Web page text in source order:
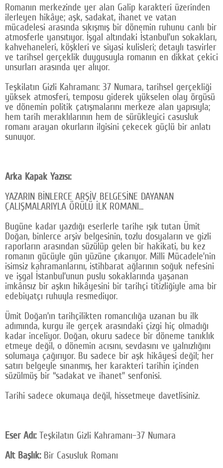
Romanın merkezinde yer alan Galip karakteri üzerinden
ilerleyen hikâye; aşk, sadakat, ihanet ve vatan
mücadelesi arasında sıkışmış bir dönemin ruhunu canlı bir
atmosferle yansıtıyor. İşgal altındaki İstanbul’un sokakları,
kahvehaneleri, köşkleri ve siyasi kulisleri; detaylı tasvirler
ve tarihsel gerçeklik duygusuyla romanın en dikkat çekici
unsurları arasında yer alıyor.
Teşkilatın Gizli Kahramanı: 37 Numara, tarihsel gerçekliği
yüksek atmosferi, temposu giderek yükselen olay örgüsü
ve dönemin politik çatışmalarını merkeze alan yapısıyla;
hem tarih meraklılarının hem de sürükleyici casusluk
romanı arayan okurların ilgisini çekecek güçlü bir anlatı
sunuyor.
Arka Kapak Yazısı:
YAZARIN BİNLERCE ARŞİV BELGESİNE DAYANAN
ÇALIŞMALARIYLA ÖRÜLÜ İLK ROMANI...
Bugüne kadar yazdığı eserlerle tarihe ışık tutan Ümit
Doğan, binlerce arşiv belgesinin, tozlu dosyaların ve gizli
raporların arasından süzülüp gelen bir hakikati, bu kez
romanın gücüyle gün yüzüne çıkarıyor. Milli Mücadele’nin
isimsiz kahramanlarını, istihbarat ağlarının soğuk nefesini
ve işgal İstanbul’unun puslu sokaklarında yaşanan
imkânsız bir aşkın hikâyesini bir tarihçi titizliğiyle ama bir
edebiyatçı ruhuyla resmediyor.
Ümit Doğan’ın tarihçilikten romancılığa uzanan bu ilk
adımında, kurgu ile gerçek arasındaki çizgi hiç olmadığı
kadar inceliyor. Doğan, okuru sadece bir döneme tanıklık
etmeye değil, o dönemin acısını, sevdasını ve yalnızlığını
solumaya çağırıyor. Bu sadece bir aşk hikâyesi değil; her
satırı belgeyle sınanmış, her karakteri tarihin içinden
süzülmüş bir “sadakat ve ihanet” senfonisi.
Tarihi sadece okumaya değil, hissetmeye davetlisiniz.
Eser Adı:Teşkilatın Gizli Kahramanı–37 Numara
Alt Başlık: Bir Casusluk Romanı